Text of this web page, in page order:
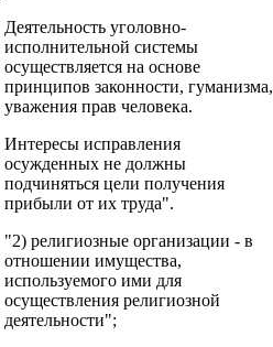
Деятельность уголовно-
исполнительной системы
осуществляется на основе
принципов законности, гуманизма,
уважения прав человека.
Интересы исправления
осужденных не должны
подчиняться цели получения
прибыли от их труда".
"2) религиозные организации - в
отношении имущества,
используемого ими для
осуществления религиозной
деятельности";